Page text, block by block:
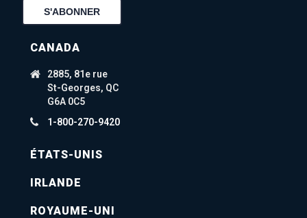
CANADA
2885, 81e rue
St-Georges, QC
G6A 0C5
1-800-270-9420
ÉTATS-UNIS
IRLANDE
ROYAUME-UNI